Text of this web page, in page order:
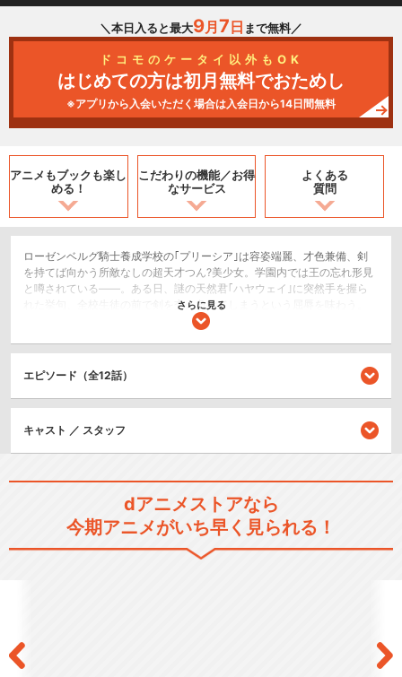
＼本日入ると最大9月 7 日 まで無料／
ドコモのケータイ以外もOK
はじめての方は初月無料でおためし
※アプリから入会いただく場合は入会日から14日間無料
アニメもブックも楽し
める！
こだわりの機能／お得
なサービス
よくある
質問
ローゼンベルグ騎士養成学校の｢プリーシア｣は容姿端麗、才色兼備、剣
を持てば向かう所敵なしの超天才つん?美少女。学園内では王の忘れ形見
と噂されている――。ある日、謎の天然君｢ハヤウェイ｣に突然手を握ら
れた挙句、全校生徒の前で剣を交え負けてしまうという屈辱を味わう。
更に、ハイテンションでトラブルメーカーな｢フェル｣、ミステリアスな
ートにペースを乱され、さらにブラコンなハヤウェイの妹｢フィーリア｣
には一方的に恋敵扱いされて、大騒ぎの学校生活を送るはめに。。。
さらに見る
エピソード（全12話）
キャスト ／ スタッフ
dアニメストアなら
今期アニメがいち早く見られる！